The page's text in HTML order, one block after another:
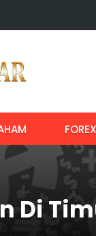
FOREX
Di